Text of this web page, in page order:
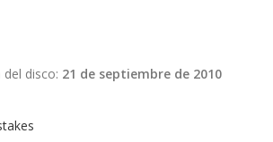
del disco: 21 de septiembre de 2010